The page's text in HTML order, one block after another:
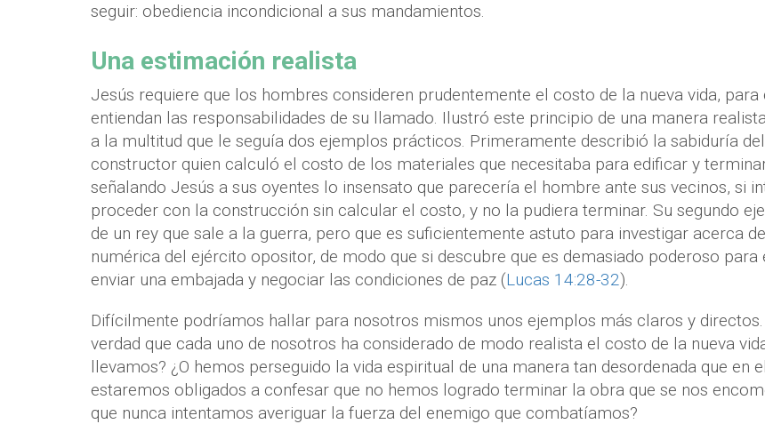
seguir: obediencia incondicional a sus mandamientos.
Una estimación realista
Jesús requiere que los hombres consideren prudentemente el costo de la nueva vida, para
entiendan las responsabilidades de su llamado. Ilustró este principio de una manera
a la multitud que le seguía dos ejemplos prácticos. Primeramente describió la sabiduría del
constructor quien calculó el costo de los materiales que necesitaba para edificar y
señalando Jesús a sus oyentes lo insensato que parecería el hombre ante sus vecinos, si
proceder con la construcción sin calcular el costo, y no la pudiera terminar. Su segundo
de un rey que sale a la guerra, pero que es suficientemente astuto para investigar acerca
numérica del ejército opositor, de modo que si descubre que es demasiado poderoso para
enviar una embajada y negociar las condiciones de paz (Lucas 14:28-32).
Difícilmente podríamos hallar para nosotros mismos unos ejemplos más claros y directos.
verdad que cada uno de nosotros ha considerado de modo realista el costo de la nueva
llevamos? ¿O hemos perseguido la vida espiritual de una manera tan desordenada que en
estaremos obligados a confesar que no hemos logrado terminar la obra que se nos
que nunca intentamos averiguar la fuerza del enemigo que combatíamos?